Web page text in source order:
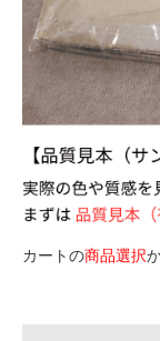
カートの商品選択